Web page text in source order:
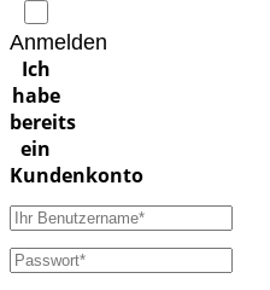
Anmelden